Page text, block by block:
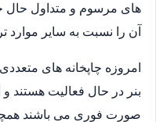
های مرسوم و متداول حال
آن را نسبت به سایر موارد
امروزه چاپخانه های
بنر در حال فعالیت هستند و
صورت فوری می باشند